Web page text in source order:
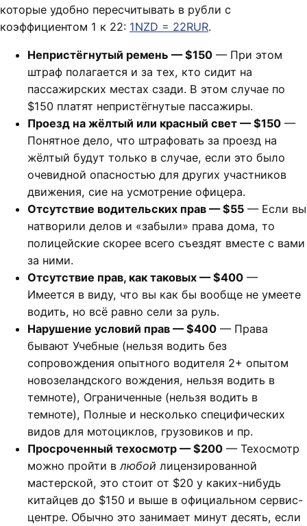
которые удобно пересчитывать в рубли с
коэффициентом 1 к 22: 1NZD = 22RUR.
Непристёгнутый ремень — $150 — При этом
штраф полагается и за тех, кто сидит на
пассажирских местах сзади. В этом случае по
$150 платят непристёгнутые пассажиры.
Проезд на жёлтый или красный свет — $150 —
Понятное дело, что штрафовать за проезд на
жёлтый будут только в случае, если это было
очевидной опасностью для других участников
движения, сие на усмотрение офицера.
Отсутствие водительских прав — $55 — Если вы
натворили делов и «забыли» права дома, то
полицейские скорее всего съездят вместе с вами
за ними.
Отсутствие прав, как таковых — $400 —
Имеется в виду, что вы как бы вообще не умеете
водить, но всё равно сели за руль.
Нарушение условий прав — $400 — Права
бывают Учебные (нельзя водить без
сопровождения опытного водителя 2+ опытом
новозеландского вождения, нельзя водить в
темноте), Ограниченные (нельзя водить в
темноте), Полные и несколько специфических
видов для мотоциклов, грузовиков и пр.
Просроченный техосмотр — $200 — Техосмотр
можно пройти в любой лицензированной
мастерской, это стоит от $20 у каких-нибудь
китайцев до $150 и выше в официальном сервис-
центре. Обычно это занимает минут десять, если